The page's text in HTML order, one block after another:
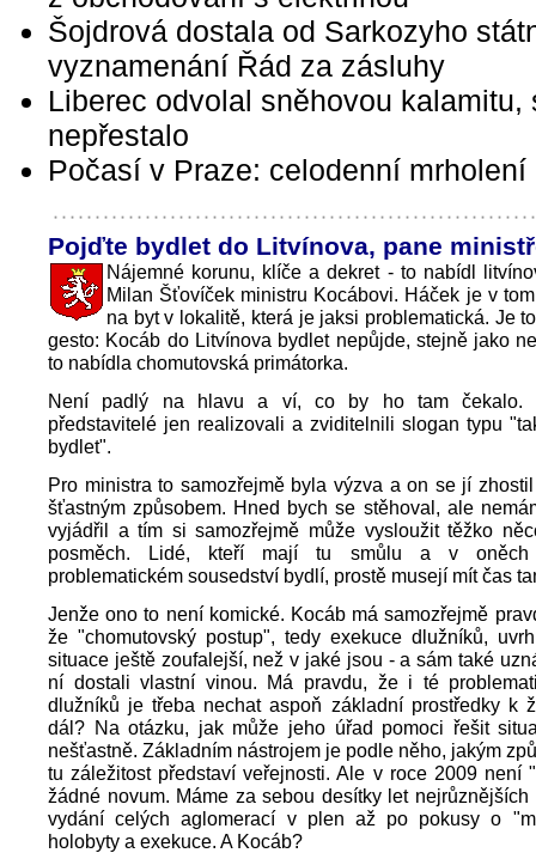
Šojdrová dostala od Sarkozyho
vyznamenání Řád za zásluhy
Liberec odvolal sněhovou kalamitu,
nepřestalo
Počasí v Praze: celodenní mrholení
Pojďte bydlet do Litvínova, pane
Nájemné korunu, klíče a dekret - to nabídl
Milan Šťovíček ministru Kocábovi. Háček je v
na byt v lokalitě, která je jaksi problematická. Je
gesto: Kocáb do Litvínova bydlet nepůjde, stejně jako
to nabídla chomutovská primátorka.
Není padlý na hlavu a ví, co by ho tam čekalo.
představitelé jen realizovali a zviditelnili slogan typu
bydlet".
Pro ministra to samozřejmě byla výzva a on se jí
šťastným způsobem. Hned bych se stěhoval, ale
vyjádřil a tím si samozřejmě může vysloužit těžko
posměch. Lidé, kteří mají tu smůlu a v oněch
problematickém sousedství bydlí, prostě musejí mít čas
Jenže ono to není komické. Kocáb má samozřejmě
že "chomutovský postup", tedy exekuce dlužníků,
situace ještě zoufalejší, než v jaké jsou - a sám také
ní dostali vlastní vinou. Má pravdu, že i té
dlužníků je třeba nechat aspoň základní prostředky k
dál? Na otázku, jak může jeho úřad pomoci řešit
nešťastně. Základním nástrojem je podle něho, jakým
tu záležitost představí veřejnosti. Ale v roce 2009 není
žádné novum. Máme za sebou desítky let nejrůznějších
vydání celých aglomerací v plen až po pokusy o
holobyty a exekuce. A Kocáb?